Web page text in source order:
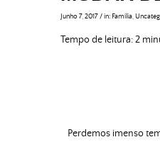
Junho 7, 2017/in: Família,
Tempo de leitura:2
Perdemos imenso